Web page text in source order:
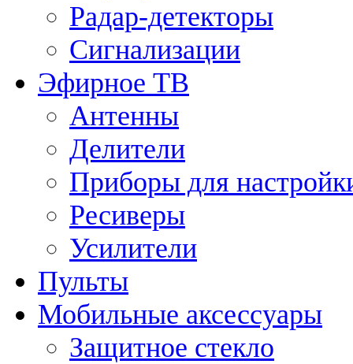
Радар-детекторы
Сигнализации
Эфирное ТВ
Антенны
Делители
Приборы для
Ресиверы
Усилители
Пульты
Мобильные аксессуары
Защитное стекло